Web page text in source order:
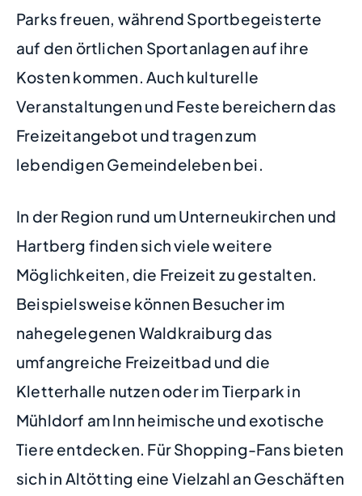
Parks freuen, während Sportbegeisterte
auf den örtlichen Sportanlagen auf ihre
Kosten kommen. Auch kulturelle
Veranstaltungen und Feste bereichern das
Freizeitangebot und tragen zum
lebendigen Gemeindeleben bei.
In der Region rund um Unterneukirchen und
Hartberg finden sich viele weitere
Möglichkeiten, die Freizeit zu gestalten.
Beispielsweise können Besucher im
nahegelegenen Waldkraiburg das
umfangreiche Freizeitbad und die
Kletterhalle nutzen oder im Tierpark in
Mühldorf am Inn heimische und exotische
Tiere entdecken. Für Shopping-Fans bieten
sich in Altötting eine Vielzahl an Geschäften